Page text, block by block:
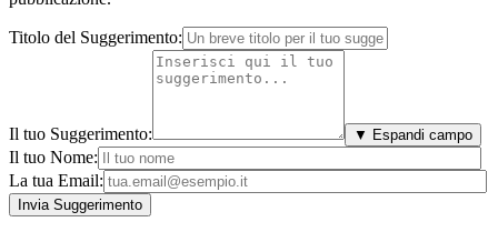
Titolo del Suggerimento:
Il tuo Suggerimento: ▼ Espandi campo
Il tuo Nome:
La tua Email: